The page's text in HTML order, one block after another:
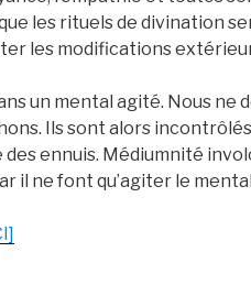
les rituels de divination
les modifications
un mental agité. Nous ne
Ils sont alors
ennuis. Médiumnité
il ne font qu’agiter le